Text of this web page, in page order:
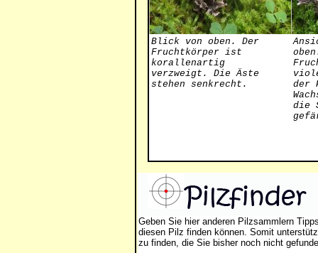
Blick von oben. Der
Fruchtkörper ist
korallenartig
verzweigt. Die Äste
stehen senkrecht.
der
die
Geben Sie hier anderen Pilzsammlern
diesen Pilz finden können. Somit
zu finden, die Sie bisher noch nicht